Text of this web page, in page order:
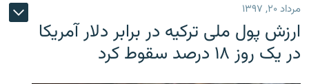
مرداد ۲۰, ۱۳۹۷
ارزش پول ملی ترکیه در برابر دلار آمریکا
در یک روز ۱۸ درصد سقوط کرد